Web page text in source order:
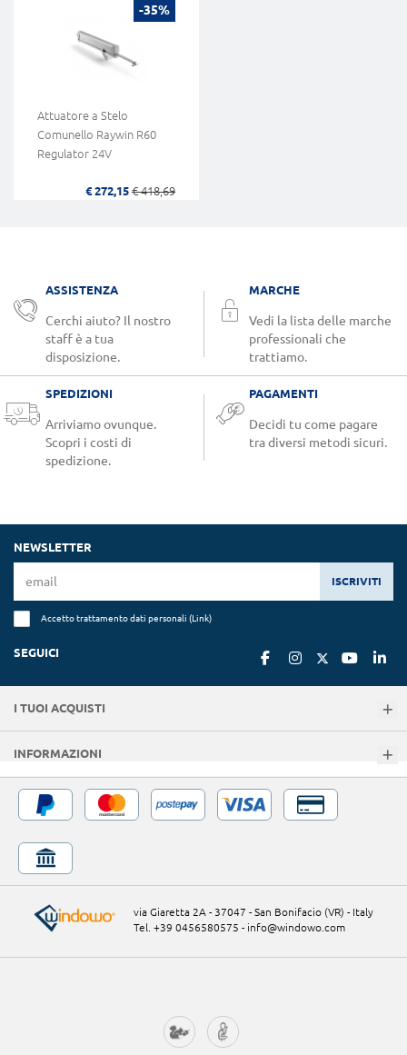
-35%
Attuatore a Stelo
Comunello Raywin R60
Regulator 24V
€ 272,15 € 418,69
ASSISTENZA
Cerchi aiuto? Il nostro
staff è a tua
disposizione.
MARCHE
Vedi la lista delle marche
professionali che
trattiamo.
SPEDIZIONI
Arriviamo ovunque.
Scopri i costi di
spedizione.
PAGAMENTI
Decidi tu come pagare
tra diversi metodi sicuri.
NEWSLETTER
ISCRIVITI
Accetto trattamento dati personali (Link)
SEGUICI
I TUOI ACQUISTI
INFORMAZIONI
via Giaretta 2A - 37047 - San Bonifacio (VR) - Italy
Tel. +39 0456580575 - info@windowo.com